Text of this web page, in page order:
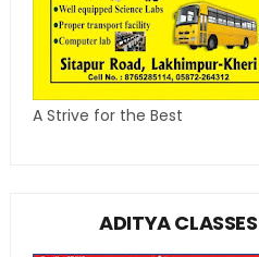
A Strive for the Best
ADITYA